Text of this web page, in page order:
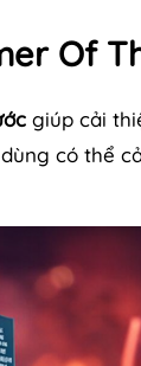
Of
giúp cải
có thể